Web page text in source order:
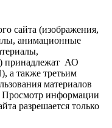
сайта (изображения,
анимационные
принадлежат АО
также третьим
материалов
информации
разрешается только